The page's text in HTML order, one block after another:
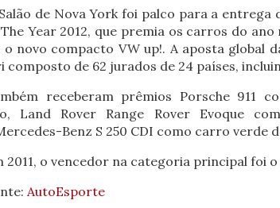
de Nova York foi palco para a
Year 2012, que premia os carros do
o novo compacto VW up!. A aposta global
composto de 62 jurados de 24 países,
receberam prêmios Porsche 911
Land Rover Range Rover Evoque
Benz S 250 CDI como carro verde
2011, o vencedor na categoria principal foi
AutoEsporte